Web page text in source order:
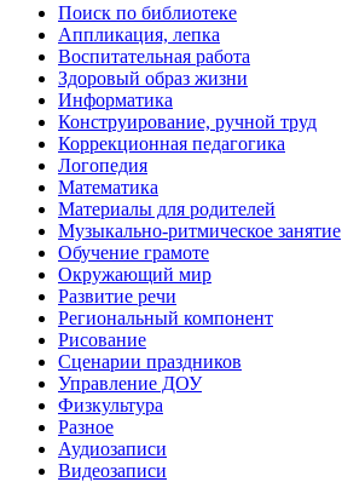
Поиск по библиотеке
Аппликация, лепка
Воспитательная работа
Здоровый образ жизни
Информатика
Конструирование, ручной труд
Коррекционная педагогика
Логопедия
Математика
Материалы для родителей
Музыкально-ритмическое занятие
Обучение грамоте
Окружающий мир
Развитие речи
Региональный компонент
Рисование
Сценарии праздников
Управление ДОУ
Физкультура
Разное
Аудиозаписи
Видеозаписи